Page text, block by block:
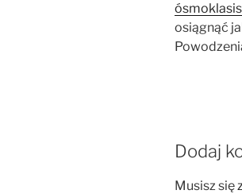
osiągnąć
Dodaj
Musisz się